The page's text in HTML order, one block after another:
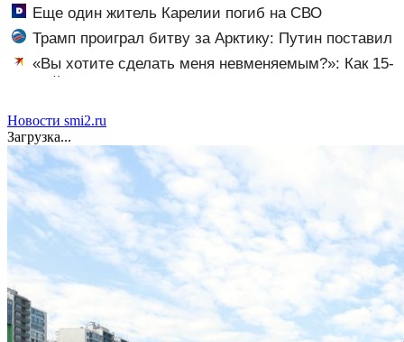
диковинными именами?
Еще один житель Карелии погиб на СВО
Трамп проиграл битву за Арктику: Путин поставил
жирную точку в споре о шельфе
«Вы хотите сделать меня невменяемым?»: Как 15-
летний школьник убил одноклассницу, пустил
Новости smi2.ru
Загрузка...